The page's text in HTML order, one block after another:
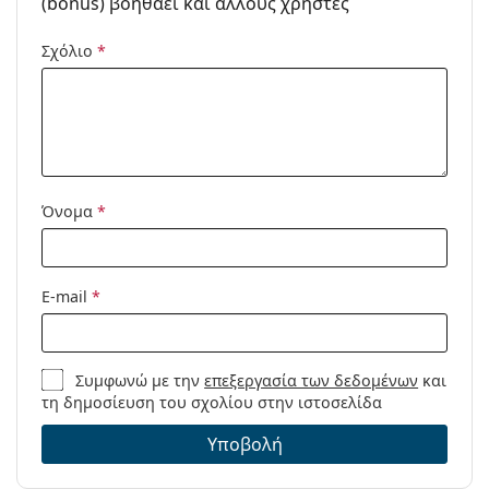
Σχόλιο *
Όνομα *
E-mail *
Συμφωνώ με τηνεπεξεργασία των δεδομένων και
τη δημοσίευση του σχολίου στην ιστοσελίδα
Υποβολή